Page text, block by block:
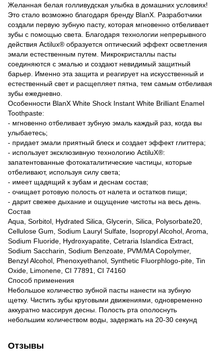
Желанная белая голливудская улыбка в домашних условиях!
Это стало возможно благодаря бренду BlanX. Разработчики
создали первую зубную пасту, которая мгновенно отбеливает
зубы с помощью света. Благодаря технологии непрерывного
действия Actilux® образуется оптический эффект осветления
эмали естественным путем. Микрокристаллы пасты
соединяются с эмалью и создают невидимый защитный
барьер. Именно эта защита и реагирует на искусственный и
естественный свет и расщепляет пятна, тем самым отбеливая
зубы ежедневно.
Особенности BlanX White Shock Instant White Brilliant Enamel
Toothpaste:
- мгновенно отбеливает зубную эмаль каждый раз, когда вы
улыбаетесь;
- придает эмали приятный блеск и создает эффект глиттера;
- использует эксклюзивную технологию ActiluX®:
запатентованные фотокаталитические частицы, которые
отбеливают, используя силу света;
- имеет щадящий к зубам и деснам состав;
- очищает ротовую полость от налета и остатков пищи;
- дарит свежее дыхание и ощущение чистоты на весь день.
Состав
Aqua, Sorbitol, Hydrated Silica, Glycerin, Silica, Polysorbate20,
Cellulose Gum, Sodium Lauryl Sulfate, Isopropyl Alcohol, Aroma,
Sodium Fluoride, Hydroxyapatite, Cetraria Islandica Extract,
Sodium Saccharin, Sodium Benzoate, PVM/MA Copolymer,
Benzyl Alcohol, Phenoxyethanol, Synthetic Fluorphlogo-pite, Tin
Oxide, Limonene, CI 77891, CI 74160
Способ применения
Небольшое количество зубной пасты нанести на зубную
щетку. Чистить зубы круговыми движениями, одновременно
аккуратно массируя десны. Полость рта ополоснуть
небольшим количеством воды, задержать на 20-30 секунд
Отзывы